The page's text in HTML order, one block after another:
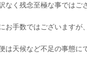
なく残念至極な事では
お手数ではございますが
は天候など不足の事態